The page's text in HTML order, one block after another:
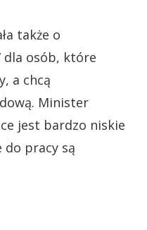
także o
dla osób, które
a chcą
Minister
jest bardzo niskie
do pracy są